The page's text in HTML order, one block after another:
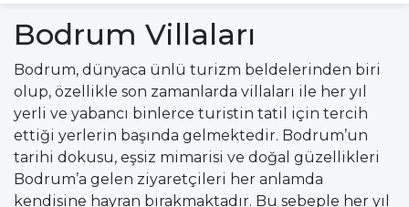
Bodrum Villaları
Bodrum, dünyaca ünlü turizm beldelerinden biri
olup, özellikle son zamanlarda villaları ile her yıl
yerli ve yabancı binlerce turistin tatil için tercih
ettiği yerlerin başında gelmektedir. Bodrum’un
tarihi dokusu, eşsiz mimarisi ve doğal güzellikleri
Bodrum’a gelen ziyaretçileri her anlamda
kendisine hayran bırakmaktadır. Bu sebeple her yıl